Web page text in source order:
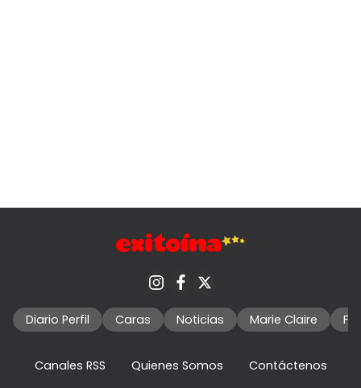
Diario Perfil Caras Noticias Marie Claire
Canales RSS Quienes Somos
Contáctenos